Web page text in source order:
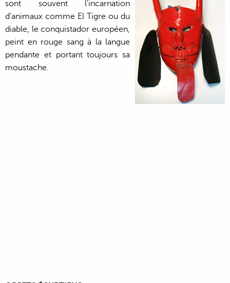
sont souvent l'incarnation
d'animaux comme El Tigre ou du
diable, le conquistador européen,
peint en rouge sang à la langue
pendante et portant toujours sa
moustache.